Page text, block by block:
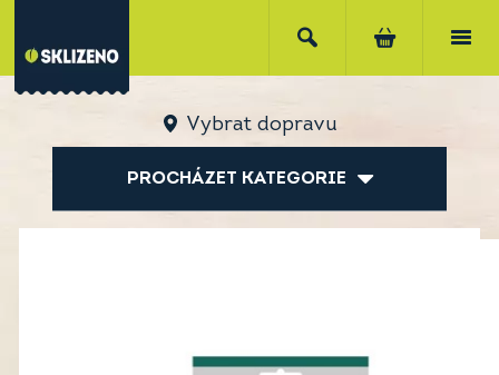
Vybrat dopravu
PROCHÁZET KATEGORIE